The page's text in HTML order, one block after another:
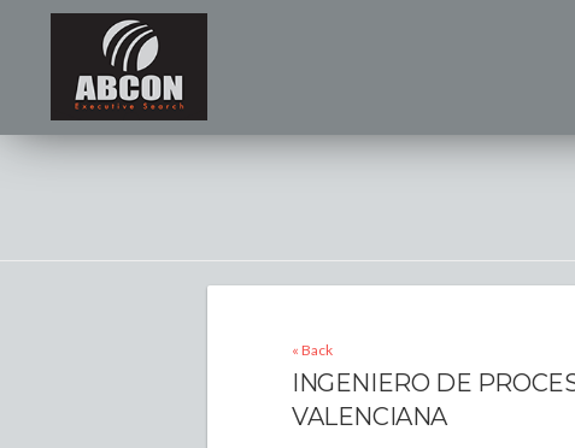
« Back
INGENIERO DE
VALENCIANA